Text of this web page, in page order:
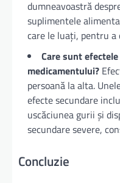
dumneavoastră
suplimentele
care le luați, pentru
Care sunt
medicamentului?
persoană la alta.
efecte secundare
uscăciunea gurii și
secundare severe,
Concluzie